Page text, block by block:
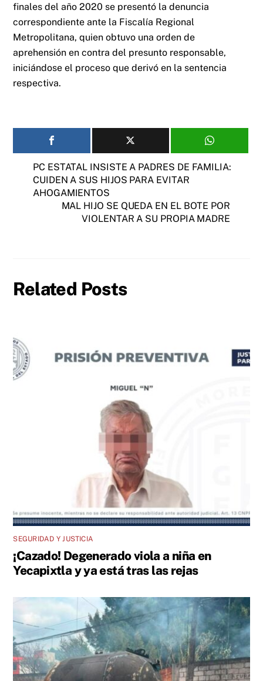
finales del año 2020 se presentó la denuncia
correspondiente ante la Fiscalía Regional
Metropolitana, quien obtuvo una orden de
aprehensión en contra del presunto responsable,
iniciándose el proceso que derivó en la sentencia
respectiva.
PC ESTATAL INSISTE A PADRES DE FAMILIA:
CUIDEN A SUS HIJOS PARA EVITAR
AHOGAMIENTOS
MAL HIJO SE QUEDA EN EL BOTE POR
VIOLENTAR A SU PROPIA MADRE
Related Posts
SEGURIDAD Y JUSTICIA
¡Cazado! Degenerado viola a niña en
Yecapixtla y ya está tras las rejas